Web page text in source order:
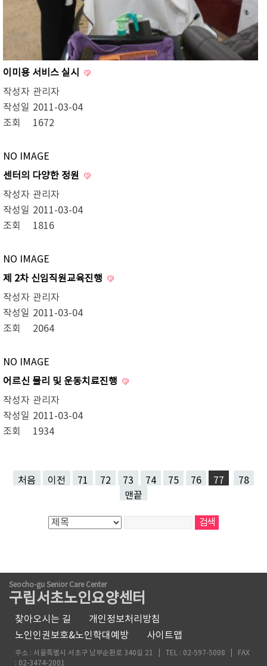
이미용 서비스 실시
작성자 관리자
작성일 2011-03-04
조회
1672
NO IMAGE
센터의 다양한 정원
작성자 관리자
작성일 2011-03-04
조회
1816
NO IMAGE
제 2차 신임직원교육진행
작성자 관리자
작성일 2011-03-04
조회
2064
NO IMAGE
어르신 물리 및 운동치료진행
작성자 관리자
작성일 2011-03-04
조회
1934
처음 이전 71 72 73 74 75 76 77
78
맨끝
Seocho-gu Senior Care Center
구립서초노인요양센터
찾아오시는 길
개인정보처리방침
노인인권보호&노인학대예방
사이트맵
주소 : 서울특별시 서초구 남부순환로 340길 21 | TEL : 02-597-5008 | FAX
: 02-3474-2001